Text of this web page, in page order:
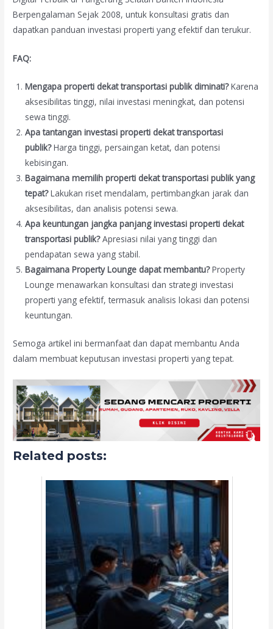
Berpengalaman Sejak 2008, untuk konsultasi gratis dan
dapatkan panduan investasi properti yang efektif dan terukur.
FAQ:
Mengapa properti dekat transportasi publik diminati?Karena
aksesibilitas tinggi, nilai investasi meningkat, dan potensi
sewa tinggi.
Apa tantangan investasi properti dekat transportasi
publik?Harga tinggi, persaingan ketat, dan potensi
kebisingan.
Bagaimana memilih properti dekat transportasi publik yang
tepat?Lakukan riset mendalam, pertimbangkan jarak dan
aksesibilitas, dan analisis potensi sewa.
Apa keuntungan jangka panjang investasi properti dekat
transportasi publik?Apresiasi nilai yang tinggi dan
pendapatan sewa yang stabil.
Bagaimana Property Lounge dapat membantu?Property
Lounge menawarkan konsultasi dan strategi investasi
properti yang efektif, termasuk analisis lokasi dan potensi
keuntungan.
Semoga artikel ini bermanfaat dan dapat membantu Anda
dalam membuat keputusan investasi properti yang tepat.
Related posts: